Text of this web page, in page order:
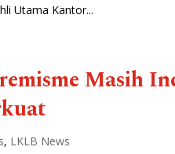
Utama Kantor...
Masih
, LKLB News